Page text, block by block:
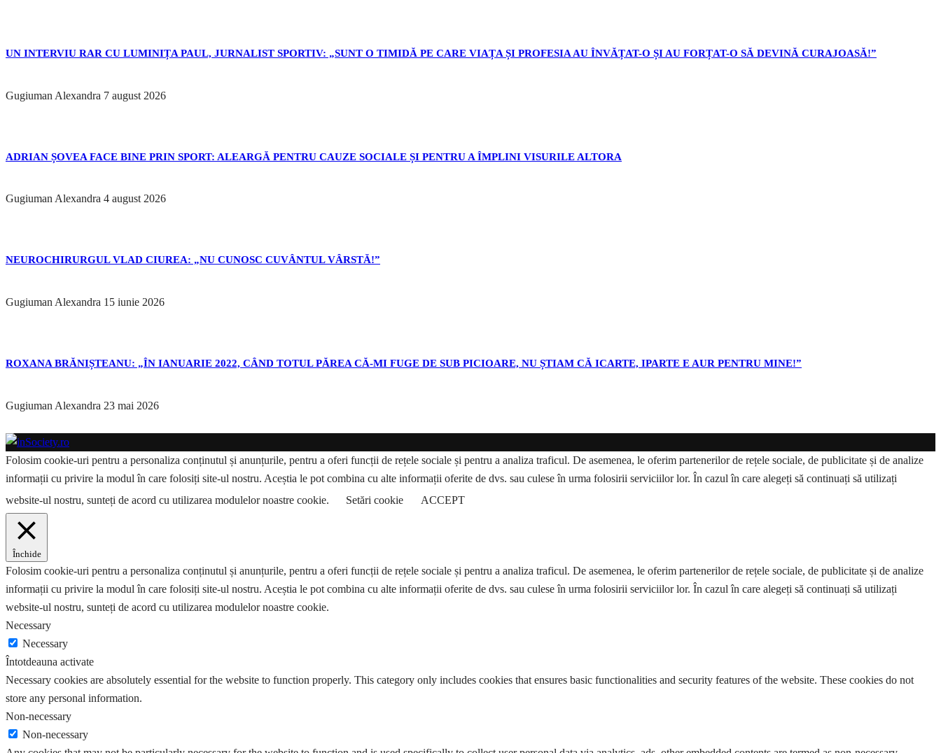
UN INTERVIU RAR CU LUMINIȚA PAUL, JURNALIST SPORTIV: „SUNT O TIMIDĂ PE CARE VIAȚA ȘI PROFESIA AU ÎNVĂȚAT-O ȘI AU FORȚAT-O SĂ DEVINĂ CURAJOASĂ!”
Gugiuman Alexandra 7 august 2026
ADRIAN ȘOVEA FACE BINE PRIN SPORT: ALEARGĂ PENTRU CAUZE SOCIALE ȘI PENTRU A ÎMPLINI VISURILE ALTORA
Gugiuman Alexandra 4 august 2026
NEUROCHIRURGUL VLAD CIUREA: „NU CUNOSC CUVÂNTUL VÂRSTĂ!”
Gugiuman Alexandra 15 iunie 2026
ROXANA BRĂNIȘTEANU: „ÎN IANUARIE 2022, CÂND TOTUL PĂREA CĂ-MI FUGE DE SUB PICIOARE, NU ȘTIAM CĂ ICARTE, IPARTE E AUR PENTRU MINE!”
Gugiuman Alexandra 23 mai 2026
Folosim cookie-uri pentru a personaliza conținutul și anunțurile, pentru a oferi funcții de rețele sociale și pentru a analiza traficul. De asemenea, le oferim partenerilor de rețele sociale, de publicitate și de analize
informații cu privire la modul în care folosiți site-ul nostru. Aceștia le pot combina cu alte informații oferite de dvs. sau culese în urma folosirii serviciilor lor. În cazul în care alegeți să continuați să utilizați
website-ul nostru, sunteți de acord cu utilizarea modulelor noastre cookie.
Setări cookie ACCEPT
Închide
Folosim cookie-uri pentru a personaliza conținutul și anunțurile, pentru a oferi funcții de rețele sociale și pentru a analiza traficul. De asemenea, le oferim partenerilor de rețele sociale, de publicitate și de analize
informații cu privire la modul în care folosiți site-ul nostru. Aceștia le pot combina cu alte informații oferite de dvs. sau culese în urma folosirii serviciilor lor. În cazul în care alegeți să continuați să utilizați
website-ul nostru, sunteți de acord cu utilizarea modulelor noastre cookie.
Necessary
Necessary
Întotdeauna activate
Necessary cookies are absolutely essential for the website to function properly. This category only includes cookies that ensures basic functionalities and security features of the website. These cookies do not
store any personal information.
Non-necessary
Non-necessary